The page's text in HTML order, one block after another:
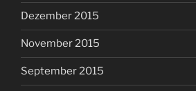
Dezember 2015
November 2015
September 2015